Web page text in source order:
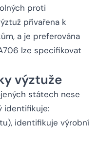
proti
přivařena k
a je preferována
lze specifikovat
výztuže
státech nese
identifikuje:
identifikuje výrobní